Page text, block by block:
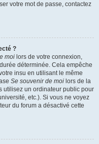
votre mot de passe, contactez
?
moi lors de votre connexion,
déterminée. Cela empêche
insu en utilisant le même
Se souvenir de moi lors de la
utilisez un ordinateur public pour
etc.). Si vous ne voyez
du forum a désactivé cette